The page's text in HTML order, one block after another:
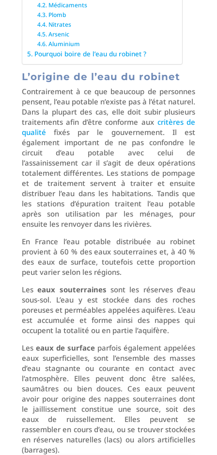
Médicaments
Plomb
Nitrates
Arsenic
Aluminium
Pourquoi boire de l’eau du robinet ?
L’origine de l’eau du robinet
Contrairement à ce que beaucoup de personnes
pensent, l’eau potable n’existe pas à l’état naturel.
Dans la plupart des cas, elle doit subir plusieurs
traitements afin d’être conforme aux critères de
qualité fixés par le gouvernement. Il est
également important de ne pas confondre le
circuit d’eau potable avec celui de
l’assainissement car il s’agit de deux opérations
totalement différentes. Les stations de pompage
et de traitement servent à traiter et ensuite
distribuer l’eau dans les habitations. Tandis que
les stations d’épuration traitent l’eau potable
après son utilisation par les ménages, pour
ensuite les renvoyer dans les rivières.
En France l’eau potable distribuée au robinet
provient à 60 % des eaux souterraines et, à 40 %
des eaux de surface, toutefois cette proportion
peut varier selon les régions.
Leseaux souterraines sont les réserves d’eau
sous-sol. L’eau y est stockée dans des roches
poreuses et perméables appelées aquifères. L’eau
est accumulée et forme ainsi des nappes qui
occupent la totalité ou en partie l’aquifère.
Les eaux de surface parfois également appelées
eaux superficielles, sont l’ensemble des masses
d’eau stagnante ou courante en contact avec
l’atmosphère. Elles peuvent donc être salées,
saumâtres ou bien douces. Ces eaux peuvent
avoir pour origine des nappes souterraines dont
le jaillissement constitue une source, soit des
eaux de ruissellement. Elles peuvent se
rassembler en cours d’eau, ou se trouver stockées
en réserves naturelles (lacs) ou alors artificielles
(barrages).